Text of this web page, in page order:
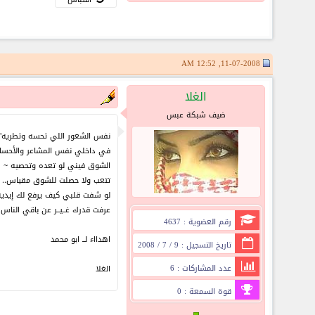
الغلا
ضيف شبكة عبس
رقم العضوية : 4637
تاريخ التسجيل : 9 / 7 / 2008
عدد المشاركات : 6
قوة السمعة : 0
نفس الشعور اللي تحسه
في داخلي نفس المشاعر
الشوق فيني لو تعده وتحصيه ~
تتعب ولا حصلت للشوق مقياس..
لو شفت قلبي كيف يرفع لك
عرفت قدرك غــيــر عن باقي
اهدااء لــ ابو محمد
الغلا